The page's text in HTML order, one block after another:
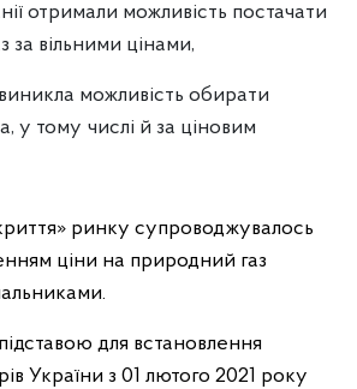
отримали можливість постачати
за вільними цінами,
можливість обирати
у тому числі й за ціновим
ринку супроводжувалось
ціни на природний газ
для встановлення
України з 01 лютого 2021 року